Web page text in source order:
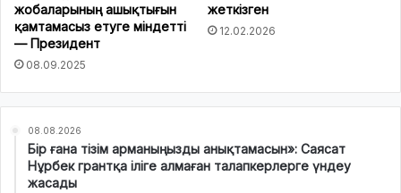
жобаларының ашықтығын
қамтамасыз етуге міндетті
— Президент
08.09.2025
жеткізген
12.02.2026
08.08.2026
Бір ғана тізім арманыңызды анықтамасын»: Саясат
Нұрбек грантқа іліге алмаған талапкерлерге үндеу
жасады